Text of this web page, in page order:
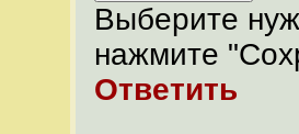
Выберите
нажмите
Ответить